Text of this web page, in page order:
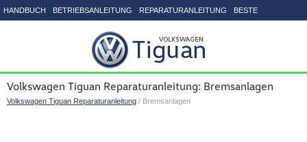
HANDBUCH BETRIEBSANLEITUNG REPARATURANLEITUNG BESTE
Volkswagen Tiguan Reparaturanleitung: Bremsanlagen
Volkswagen Tiguan Reparaturanleitung / Bremsanlagen